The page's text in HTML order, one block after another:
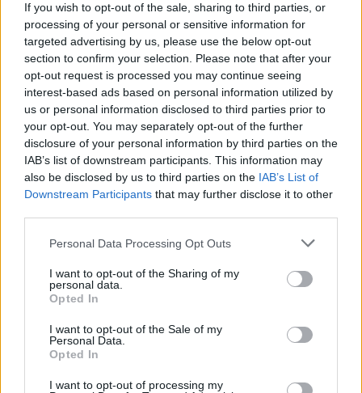
If you wish to opt-out of the sale, sharing to third parties, or
processing of your personal or sensitive information for
targeted advertising by us, please use the below opt-out
section to confirm your selection. Please note that after your
opt-out request is processed you may continue seeing
interest-based ads based on personal information utilized by
us or personal information disclosed to third parties prior to
your opt-out. You may separately opt-out of the further
disclosure of your personal information by third parties on the
IAB’s list of downstream participants. This information may
also be disclosed by us to third parties on the IAB’s List of
Downstream Participants that may further disclose it to other
Please note that this website/app uses one or more Google
not limited to your visit or usage behaviour. You may click to
grant or deny consent to Google and its third-party tags to
use your data for below specified purposes in below Google
consent section.
Personal Data Processing Opt Outs
I want to opt-out of the Sharing of my
personal data.
Opted In
I want to opt-out of the Sale of my
Personal Data.
Opted In
I want to opt-out of processing my
ből. Most már sokkal
nagyobb a baj. A
kialakult finanszírozási
gondok miatt a
Szolnoki MÁV FC Kft a
következő 2025/2026-os szezonban nem indít felnőtt
csapatot a Nemzeti Bajnokságban.
TOVÁBB OLVASOM
, felnőtt csapat , foci , , , ,
, , ,
A Nemzeti Bank is nyíltan kimondja: tévedés
erőltetni az akkugyárakat, nem jött be a
kormány számítása
2024.12.10. Kiss Lajos